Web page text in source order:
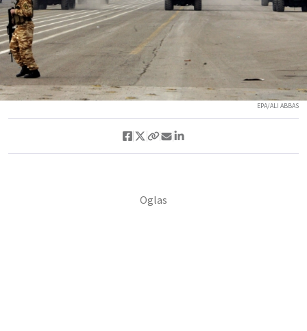
EPA/ALI ABBAS